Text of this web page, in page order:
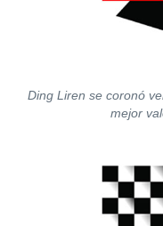
Ding Liren se coronó
mejor